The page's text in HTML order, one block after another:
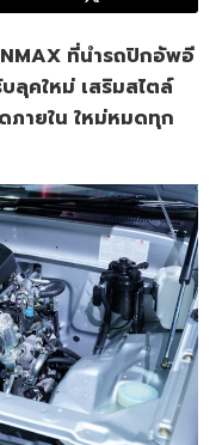
ที่นำรถปิกอัพอี
ลุคใหม่ เสริมสไตล์
ายใน ใหม่หมดทุก